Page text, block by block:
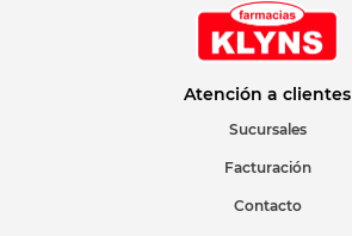
Correo electrónicoAtención a clientes
Sucursales
Facturación
Contacto